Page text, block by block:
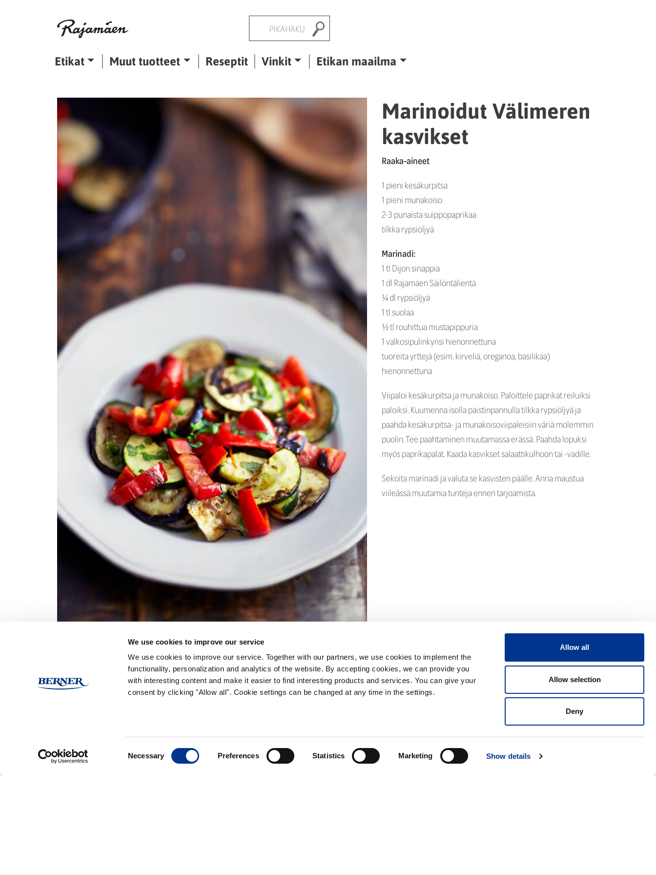
We use cookies to improve our service
We use cookies to improve our service. Together with our partners, we use cookies to implement the
functionality, personalization and analytics of the website. By accepting cookies, we can provide you
with interesting content and make it easier to find interesting products and services. You can give your
consent by clicking "Allow all". Cookie settings can be changed at any time in the settings.
Necessary Preferences Statistics Marketing Show details
Allow all
Allow selection
Deny
Etikat Muut tuotteet Reseptit Vinkit Etikan maailma
LAKTOOSITON
(Ei arvioita)
Marinoidut Välimeren
kasvikset
Raaka-aineet
1 pieni kesäkurpitsa
1 pieni munakoiso
2-3 punaista suippopaprikaa
tilkka rypsiöljyä
Marinadi:
1 tl Dijon sinappia
1 dl Rajamäen Säilöntälientä
¼ dl rypsiöljyä
1 tl suolaa
½ tl rouhittua mustapippuria
1 valkosipulinkynsi hienonnettuna
tuoreita yrttejä (esim. kirveliä, oreganoa, basilikaa)
hienonnettuna
Viipaloi kesäkurpitsa ja munakoiso. Paloittele paprikat reiluiksi
paloiksi. Kuumenna isolla paistinpannulla tilkka rypsiöljyä ja
paahda kesäkurpitsa- ja munakoisoviipaleisiin väriä molemmin
puolin. Tee paahtaminen muutamassa erässä. Paahda lopuksi
myös paprikapalat. Kaada kasvikset salaattikulhoon tai -vadille.
Sekoita marinadi ja valuta se kasvisten päälle. Anna maustua
viileässä muutamia tunteja ennen tarjoamista.